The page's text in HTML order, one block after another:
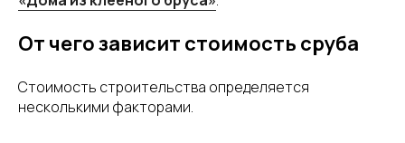
От чего зависит стоимость сруба
Стоимость строительства определяется
несколькими факторами.